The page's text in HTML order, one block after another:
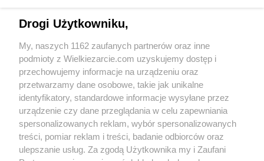
Grupy: Jajka w roli głównej Mięso
Drób
Sałatki i surówki
Sałatki
Wielkanoc
Tagi:
brunch drób drugie danie filet
kolacja
kotlet
kurczak lekkie lunch
mięso
obiad
przekąska sałatka
śniadanie
Drogi Użytkowniku,
My, naszych 1162 zaufanych partnerów oraz inne
podmioty z Wielkiezarcie.com uzyskujemy dostęp i
przechowujemy informacje na urządzeniu oraz
przetwarzamy dane osobowe, takie jak unikalne
identyfikatory, standardowe informacje wysyłane przez
urządzenie czy dane przeglądania w celu zapewniania
spersonalizowanych reklam, wybór spersonalizowanych
treści, pomiar reklam i treści, badanie odbiorców oraz
ulepszanie usług. Za zgodą Użytkownika my i Zaufani